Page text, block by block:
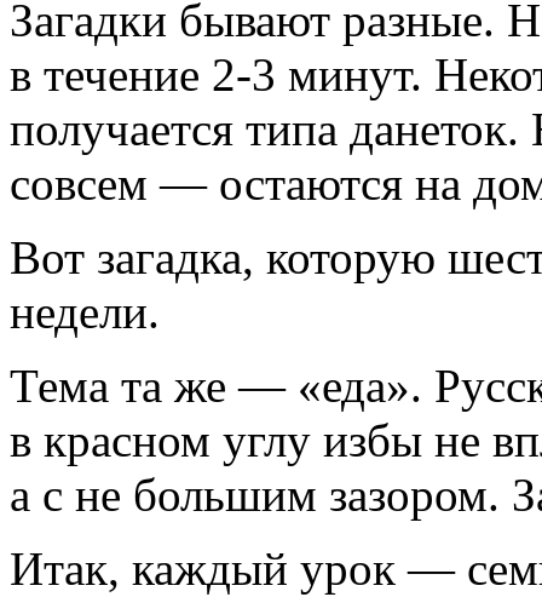
Загадки бывают разные.
в течение 2-3 минут.
получается типа
совсем — остаются на
Вот загадка, которую
недели.
Тема та же — «еда».
в красном углу избы не
а с не большим зазором.
Итак, каждый урок —